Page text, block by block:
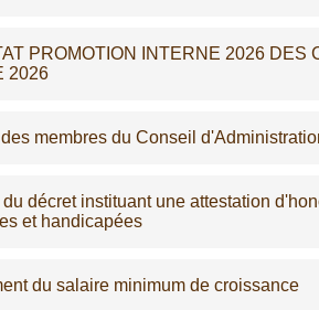
PROMOTION INTERNE 2026 DES
2026
membres du Conseil
du décret instituant une attestation
et handicapées
du salaire minimum de croissance